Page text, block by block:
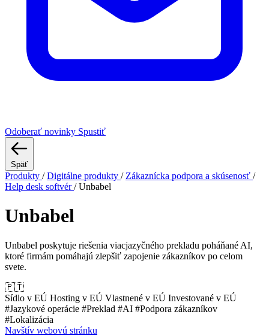
Odoberať novinky Spustiť
Späť
Produkty / Digitálne produkty / Zákaznícka podpora a skúsenosť /
Help desk softvér/ Unbabel
Unbabel
Unbabel poskytuje riešenia viacjazyčného prekladu poháňané AI,
ktoré firmám pomáhajú zlepšiť zapojenie zákazníkov po celom
svete.
🇵🇹
Sídlo v EÚ Hosting v EÚ Vlastnené v EÚ Investované v EÚ
#Jazykové operácie #Preklad #AI #Podpora zákazníkov
#Lokalizácia
Navštív webovú stránku